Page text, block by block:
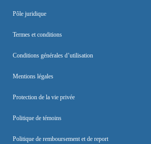
Pôle juridique
Termes et conditions
Conditions générales d’utilisation
Mentions légales
Protection de la vie privée
Politique de témoins
Politique de remboursement et de report